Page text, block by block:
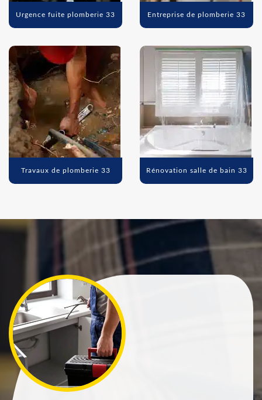
Urgence fuite plomberie 33 Entreprise de plomberie 33
Travaux de plomberie 33 Rénovation salle de bain 33